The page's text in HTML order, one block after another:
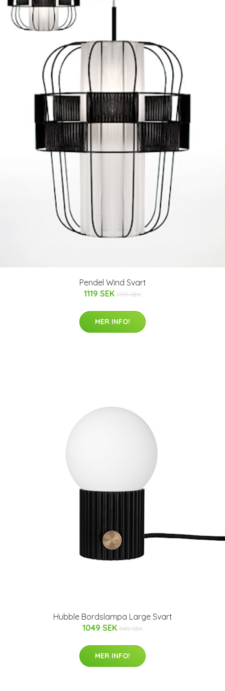
Pendel Wind Svart
1119 SEK 1735 SEK
MER INFO!
Hubble Bordslampa Large Svart
1049 SEK 1140 SEK
MER INFO!